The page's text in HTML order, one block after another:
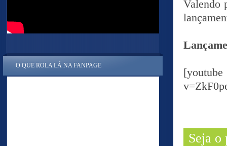
Valendo
Seja o
O QUE ROLA LÁ NA FANPAGE